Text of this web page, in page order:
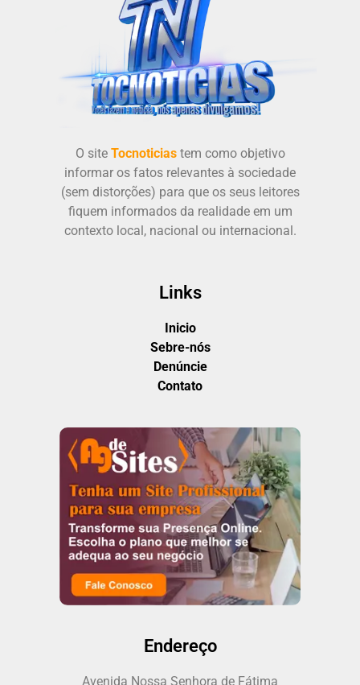
O site Tocnoticiastem como objetivo
informar os fatos relevantes à sociedade
(sem distorções) para que os seus leitores
fiquem informados da realidade em um
contexto local, nacional ou internacional.
Links
Inicio
Sebre-nós
Denúncie
Contato
Endereço
Avenida Nossa Senhora de Fátima